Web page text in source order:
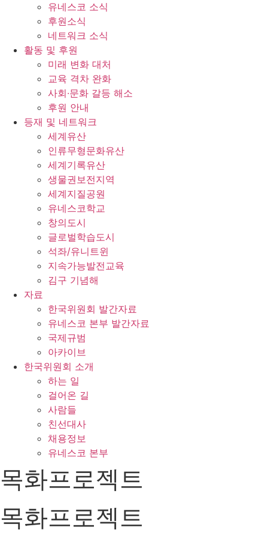
유네스코 소식
후원소식
네트워크 소식
활동 및 후원
미래 변화 대처
교육 격차 완화
사회∙문화 갈등 해소
후원 안내
등재 및 네트워크
세계유산
인류무형문화유산
세계기록유산
생물권보전지역
세계지질공원
유네스코학교
창의도시
글로벌학습도시
석좌/유니트윈
지속가능발전교육
김구 기념해
자료
한국위원회 발간자료
유네스코 본부 발간자료
국제규범
아카이브
한국위원회 소개
하는 일
걸어온 길
사람들
친선대사
채용정보
유네스코 본부
목화프로젝트
목화프로젝트